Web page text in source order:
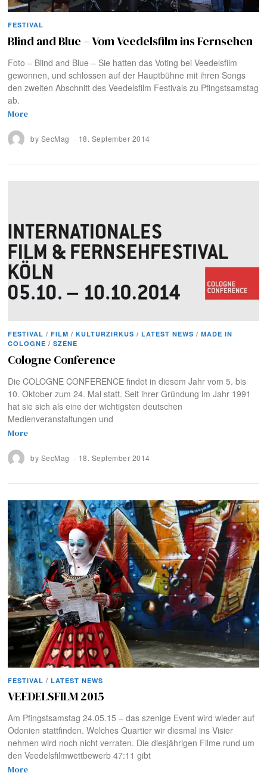
FESTIVAL
Blind and Blue – Vom Veedelsfilm ins Fernsehen
Foto – Blind and Blue – Sie hatten das Voting bei Veedelsfilm
gewonnen, und schlossen auf der Hauptbühne mit ihren Songs
den zweiten Abschnitt des Veedelsfilm Festivals zu Pfingstsamstag
ab.
More
by SecMag 18. September 2014
FESTIVAL / FILM / KULTURZIRKUS / LATEST NEWS / MADE IN
COLOGNE / SZENE
Cologne Conference
Die COLOGNE CONFERENCE findet in diesem Jahr vom 5. bis
10. Oktober zum 24. Mal statt. Seit ihrer Gründung im Jahr 1991
hat sie sich als eine der wichtigsten deutschen
Medienveranstaltungen und
More
by SecMag 18. September 2014
FESTIVAL / LATEST NEWS
VEEDELSFILM 2015
Am Pfingstsamstag 24.05.15 – das szenige Event wird wieder auf
Odonien stattfinden. Welches Quartier wir diesmal ins Visier
nehmen wird noch nicht verraten. Die diesjährigen Filme rund um
den Veedelsfilmwettbewerb 47:11 gibt
More